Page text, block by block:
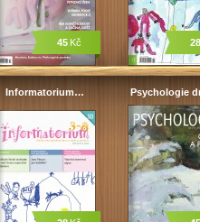
45Kč 28
Informatorium… Psychologie